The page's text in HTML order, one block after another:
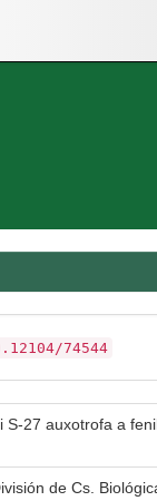
74544
27 auxotrofa a
de Cs.